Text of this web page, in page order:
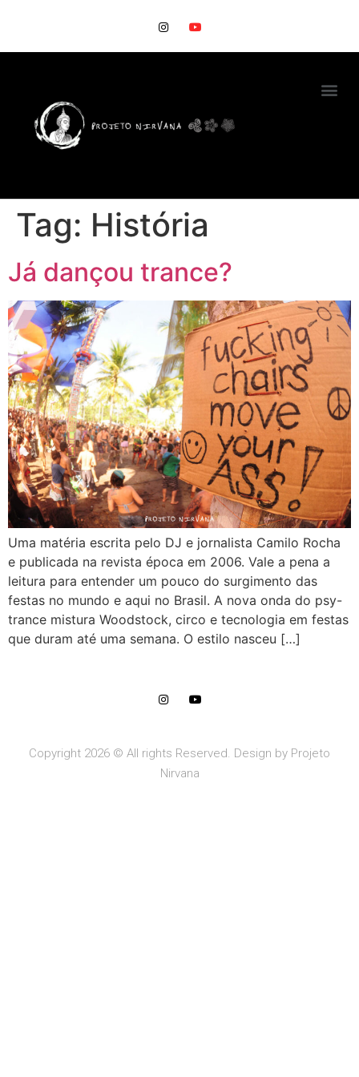
Tag: História
Já dançou trance?
Uma matéria escrita pelo DJ e jornalista Camilo Rocha
e publicada na revista época em 2006. Vale a pena a
leitura para entender um pouco do surgimento das
festas no mundo e aqui no Brasil. A nova onda do psy-
trance mistura Woodstock, circo e tecnologia em festas
que duram até uma semana. O estilo nasceu […]
Copyright 2026 © All rights Reserved. Design by Projeto
Nirvana